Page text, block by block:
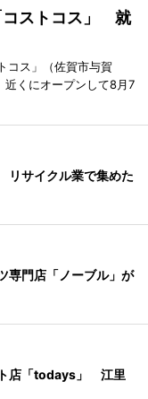
コストコス」 就
コス」（佐賀市与賀
近くにオープンして8月7
サイクル業で集めた
専門店「ノーブル」が
店「todays」 江里